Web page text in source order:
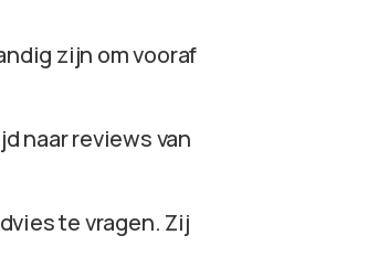
zijn om vooraf
naar reviews van
te vragen. Zij